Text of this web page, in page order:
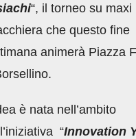
“, il torneo su maxi
che questo fine
animerà Piazza
è nata nell’ambito
“Innovation